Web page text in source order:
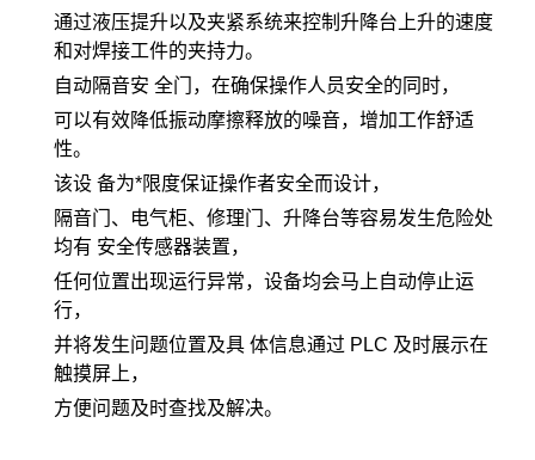
通过液压提升以及夹紧系统来控制升降台上升的速度
和对焊接工件的夹持力。
自动隔音安 全门，在确保操作人员安全的同时，
可以有效降低振动摩擦释放的噪音，增加工作舒适
性。
该设 备为*限度保证操作者安全而设计，
隔音门、电气柜、修理门、升降台等容易发生危险处
均有 安全传感器装置，
任何位置出现运行异常，设备均会马上自动停止运
行，
并将发生问题位置及具 体信息通过 PLC 及时展示在
触摸屏上，
方便问题及时查找及解决。